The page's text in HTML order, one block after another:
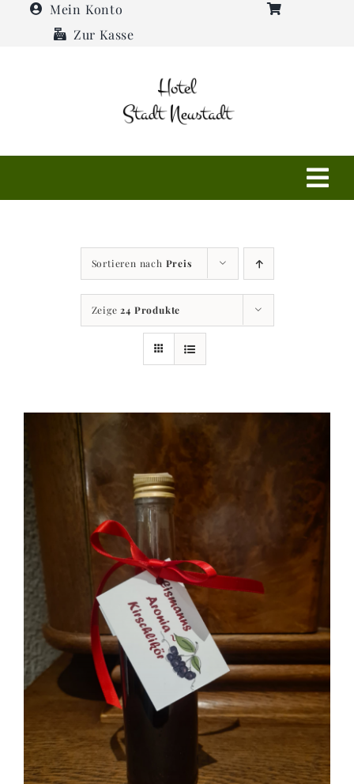
Mein Konto
Zur Kasse
Restaurant
Sortieren nach Preis
Zeige 24 Produkte